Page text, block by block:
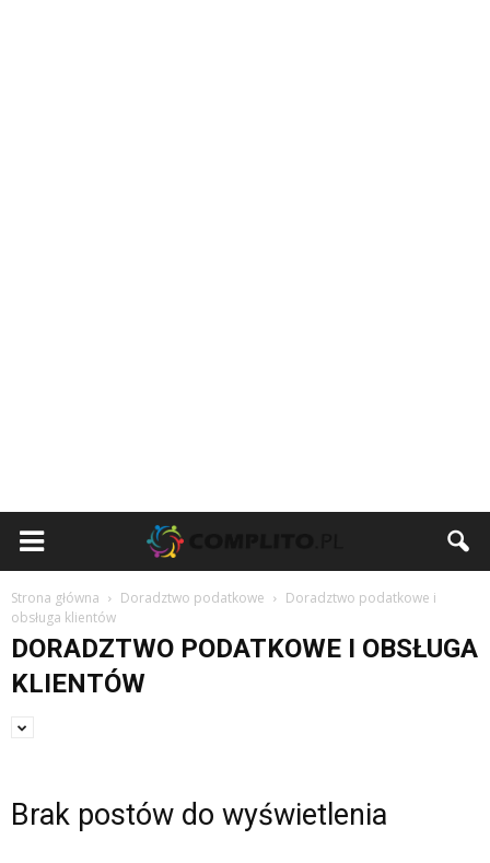
Strona główna Doradztwo podatkowe
Doradztwo podatkowe i
obsługa klientów
DORADZTWO PODATKOWE I OBSŁUGA
KLIENTÓW
Brak postów do wyświetlenia